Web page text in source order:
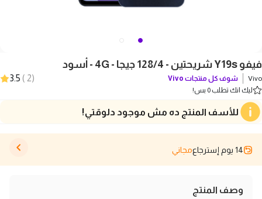
فيفو Y19s شريحتين - 128/4 جيجا - 4G - أسود
Vivo شوف كل منتجات Vivo
(
2
)
3.5
ليك انك تطلب 0 بس!
للأسف المنتج ده مش موجود دلوقتي!
14 يوم إسترجاع مجاني
وصف المنتج